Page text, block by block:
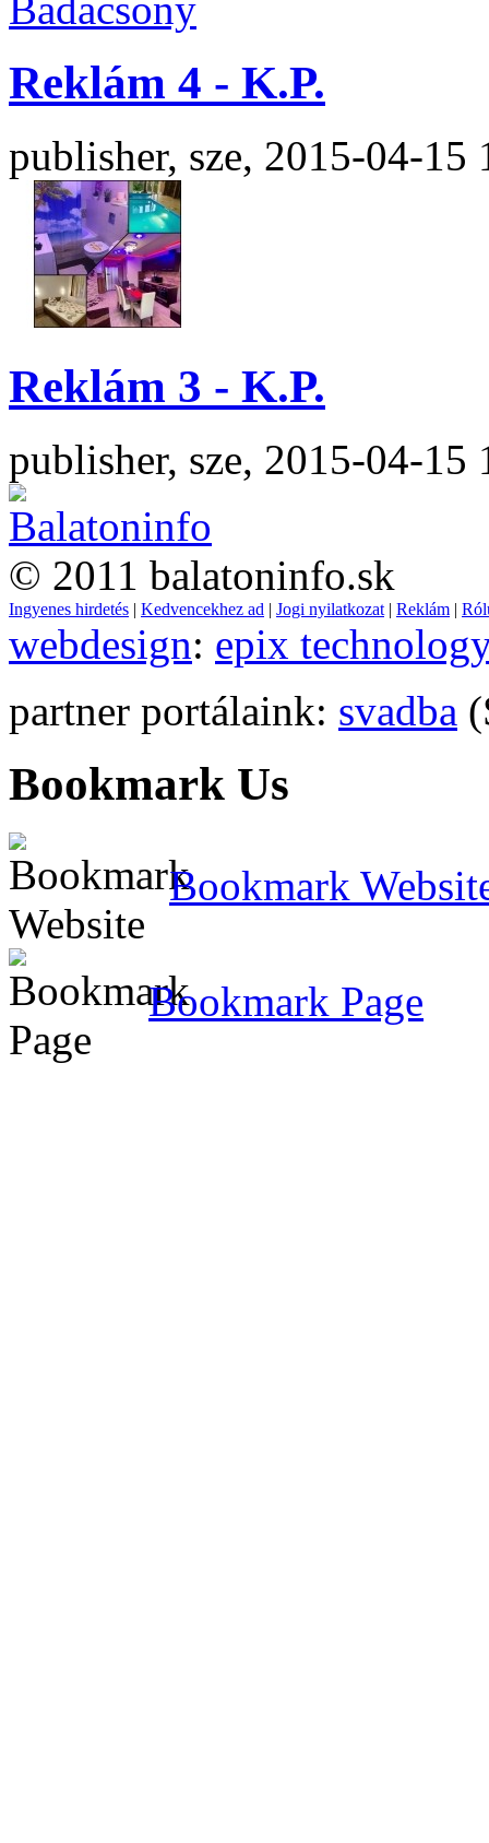
Reklám 4 - K.P.
publisher, sze, 2015-04-15
Reklám 3 - K.P.
publisher, sze, 2015-04-15
© 2011 balatoninfo.sk
Ingyenes hirdetés | Kedvencekhez ad | Jogi nyilatkozat | Reklám |
webdesign: epix
partner portálaink: svadba
Bookmark Us
Bookmark
Bookmark Page